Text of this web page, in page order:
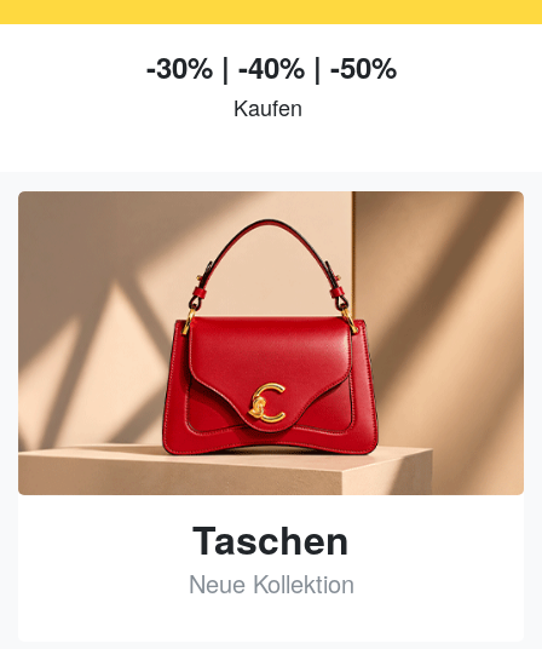
-30% | -40% | -50%
Kaufen
Taschen
Neue Kollektion